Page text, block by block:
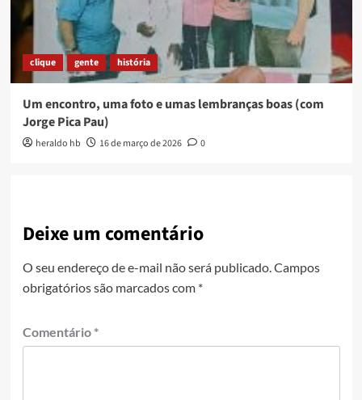
clique gente história
Um encontro, uma foto e umas lembranças boas (com
Jorge Pica Pau)
heraldo hb 16 de março de 2026 0
Deixe um comentário
O seu endereço de e-mail não será publicado.Campos
obrigatórios são marcados com *
Comentário *